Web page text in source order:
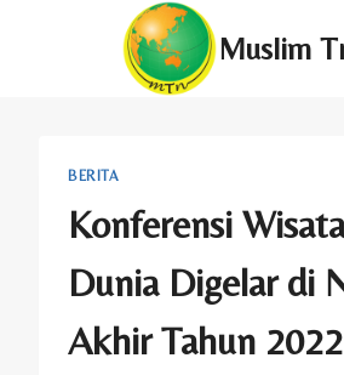
Muslim
BERITA
Konferensi
Dunia Digelar di
Akhir Tahun 2022